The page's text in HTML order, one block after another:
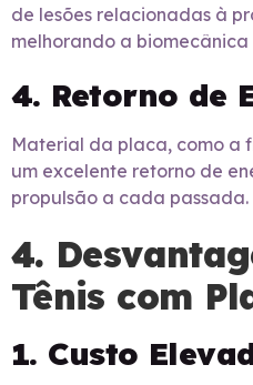
de lesões relacionadas à
melhorando a
4. Retorno de
Material da placa, como a
um excelente retorno de
propulsão a cada passada.
4.
Tênis com
1. Custo